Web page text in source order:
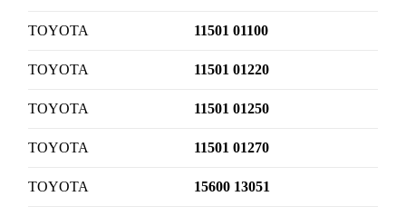
TOYOTA 11501 01100
TOYOTA 11501 01220
TOYOTA 11501 01250
TOYOTA 11501 01270
TOYOTA 15600 13051